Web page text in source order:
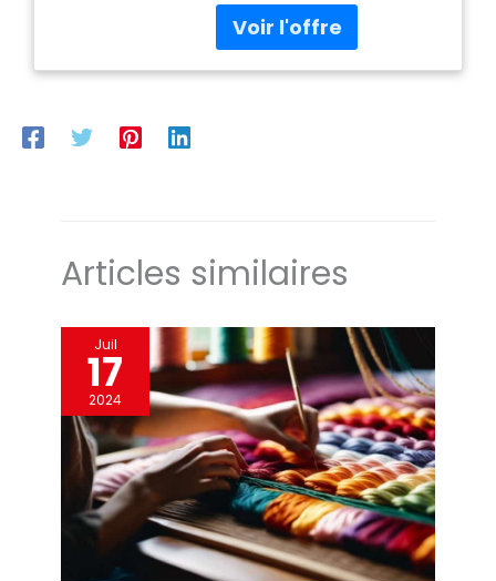
vaisselle et au micro-ondes
Poterie en faïence vernie
Articles similaires
Juil
17
2024